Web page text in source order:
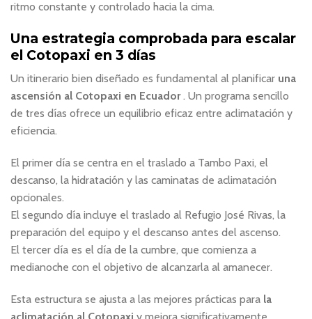
ritmo constante y controlado hacia la cima.
Una estrategia comprobada para escalar
el Cotopaxi en 3 días
Un itinerario bien diseñado es fundamental al planificar una
ascensión al Cotopaxi en Ecuador. Un programa sencillo
de tres días ofrece un equilibrio eficaz entre aclimatación y
eficiencia.
El primer día se centra en el traslado a Tambo Paxi, el
descanso, la hidratación y las caminatas de aclimatación
opcionales.
El segundo día incluye el traslado al Refugio José Rivas, la
preparación del equipo y el descanso antes del ascenso.
El tercer día es el día de la cumbre, que comienza a
medianoche con el objetivo de alcanzarla al amanecer.
Esta estructura se ajusta a las mejores prácticas para la